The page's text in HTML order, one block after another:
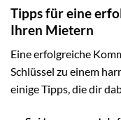
Tipps für eine
Ihren Mietern
Eine erfolgreiche
Schlüssel zu einem
einige Tipps, die dir